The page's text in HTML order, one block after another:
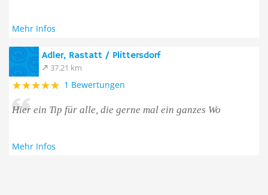
Mehr Infos
Adler, Rastatt / Plittersdorf
37.21 km
1 Bewertungen
Hier ein Tip für alle, die gerne mal ein ganzes Wo
Mehr Infos